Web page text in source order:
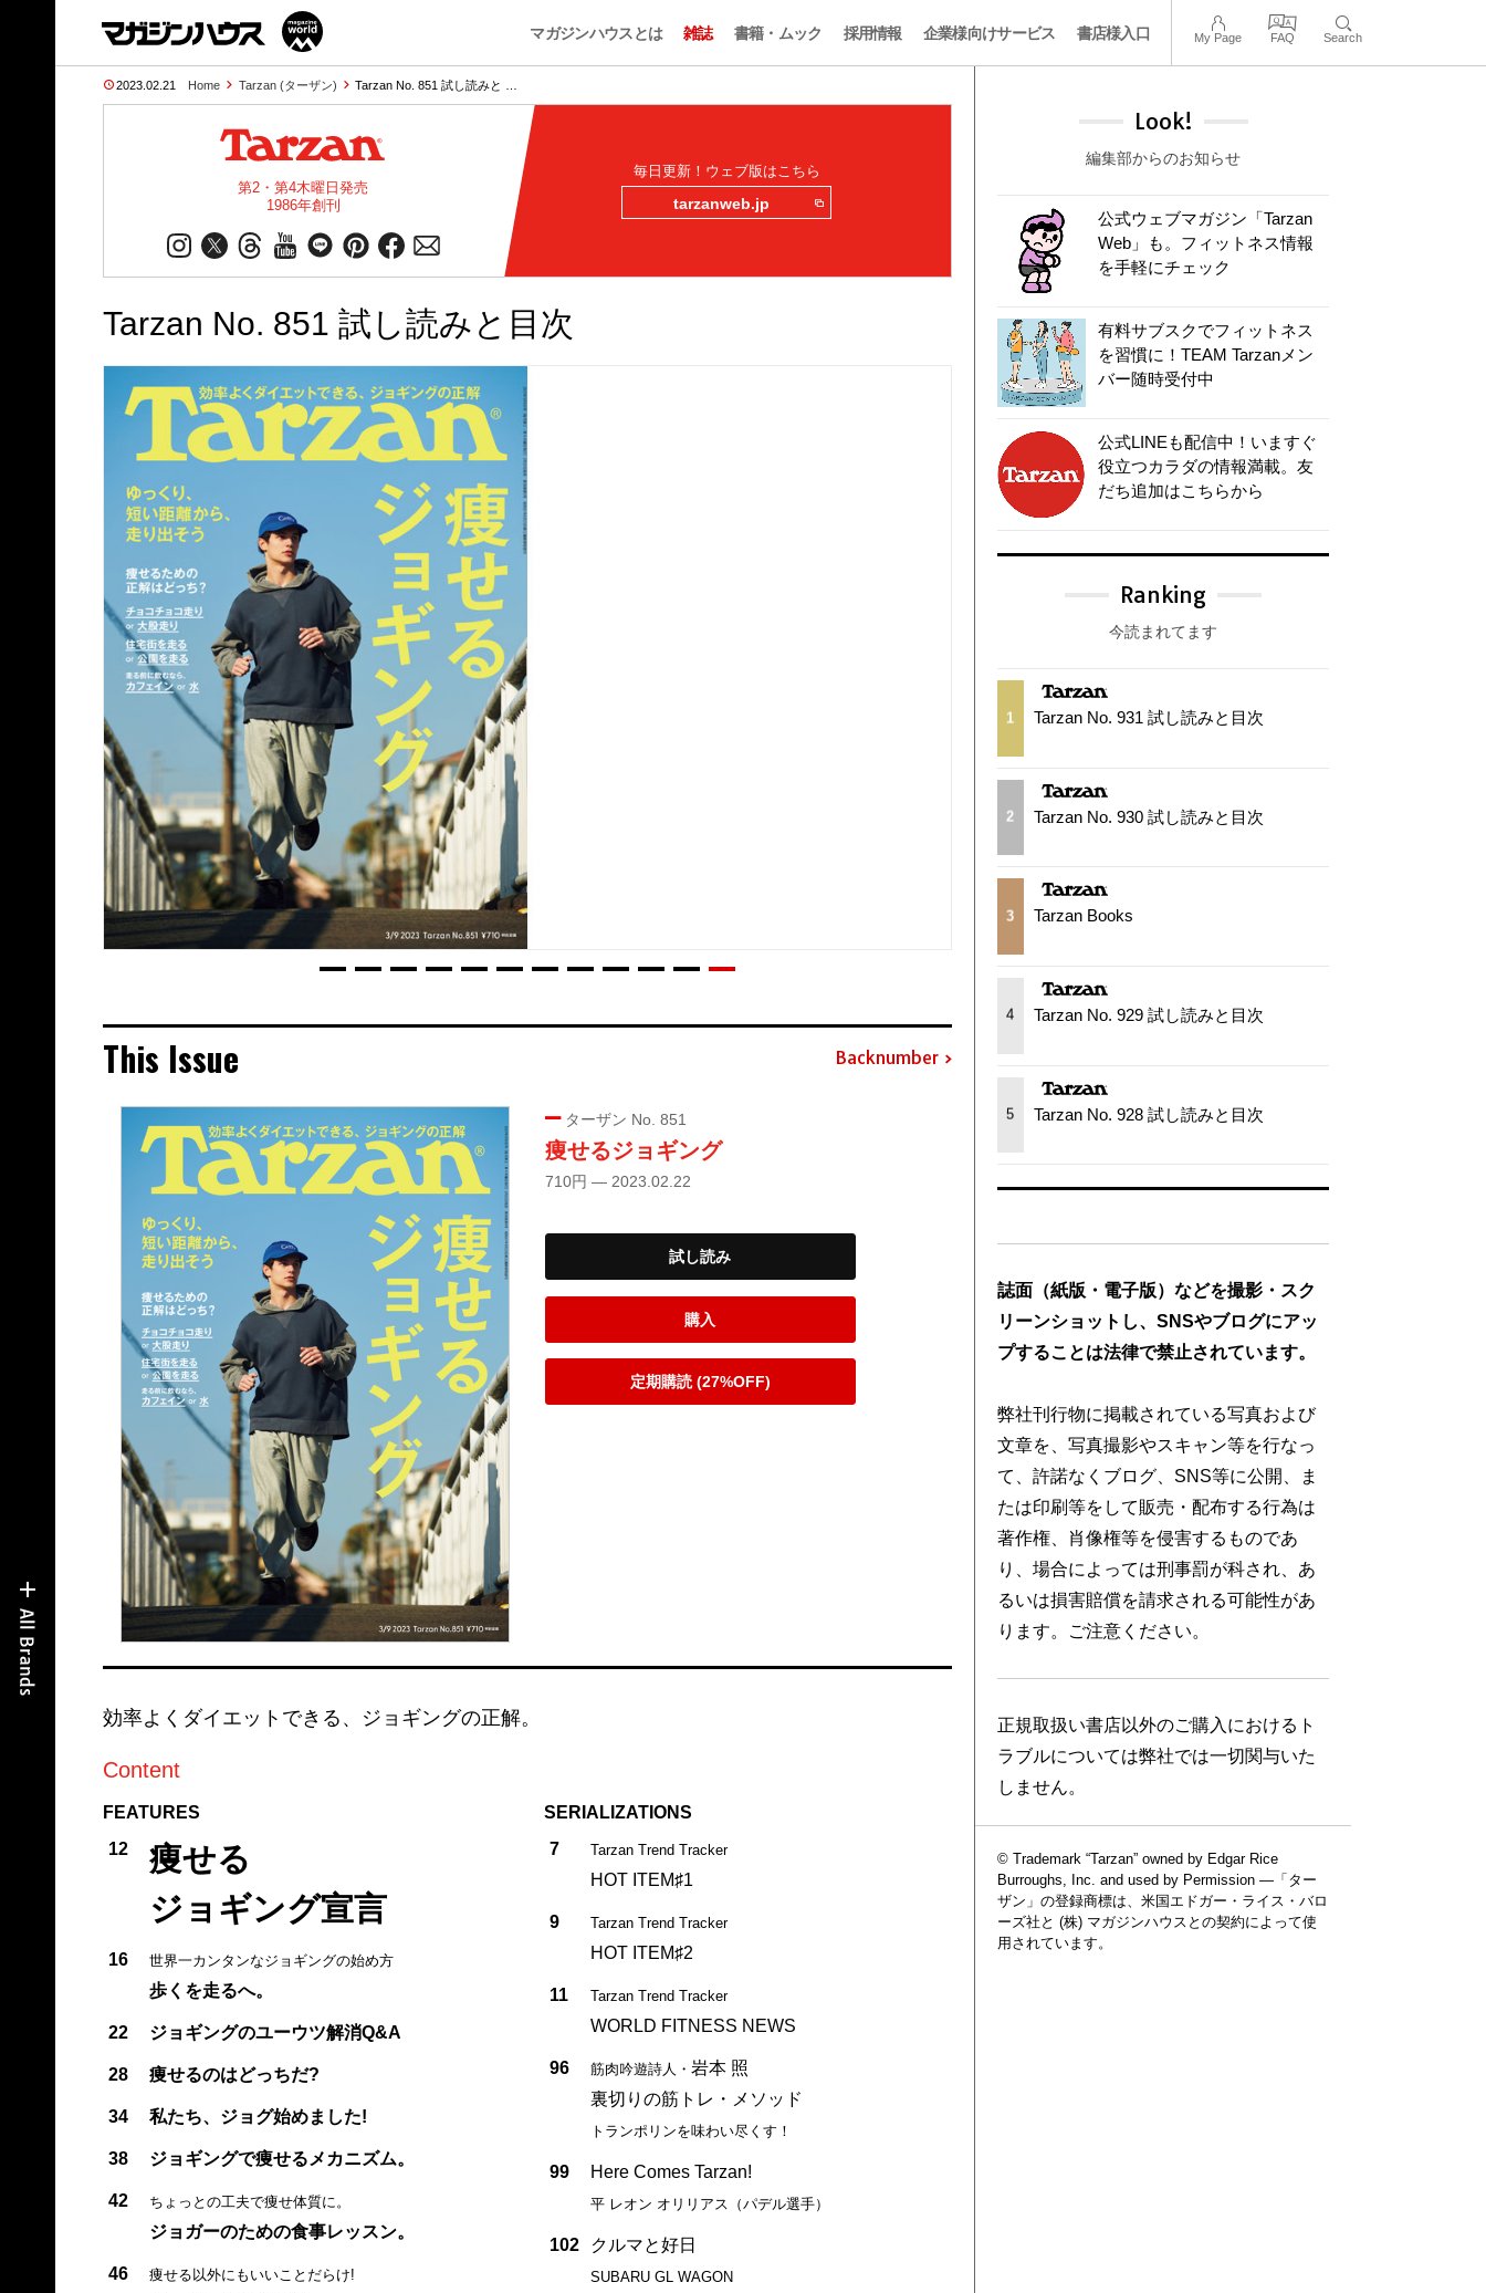
マガジンハウスとは 雑誌 書籍・ムック 採用情報 企業様向けサービス 書店様入口 My Page FAQ Search
2023.02.21 Home Tarzan (ターザン) Tarzan No. 851 試し読みと …
第2・第4木曜日発売
1986年創刊
毎日更新！ウェブ版はこちら
tarzanweb.jp
Tarzan No. 851 試し読みと目次
This Issue Backnumber
ターザン No. 851
痩せるジョギング
710円 — 2023.02.22
試し読み
購入
定期購読 (27%OFF)
効率よくダイエットできる、ジョギングの正解。
Content
FEATURES
12
痩せる
ジョギング宣言
16 世界一カンタンなジョギングの始め方
歩くを走るへ。
22 ジョギングのユーウツ解消Q&A
28 痩せるのはどっちだ?
34 私たち、ジョグ始めました!
38 ジョギングで痩せるメカニズム。
42 ちょっとの工夫で痩せ体質に。
ジョガーのための食事レッスン。
46 痩せる以外にもいいことだらけ!
SERIALIZATIONS
7
Tarzan Trend Tracker
HOT ITEM♯1
9 Tarzan Trend Tracker
HOT ITEM♯2
11 Tarzan Trend Tracker
WORLD FITNESS NEWS
96 筋肉吟遊詩人・ 岩本 照
裏切りの筋トレ・メソッド
トランポリンを味わい尽くす！
99 Here Comes Tarzan!
平 レオン オリリアス（パデル選手）
102 クルマと好日
SUBARU GL WAGON
Look!
編集部からのお知らせ
公式ウェブマガジン「Tarzan
Web」も。フィットネス情報
を手軽にチェック
有料サブスクでフィットネス
を習慣に！TEAM Tarzanメン
バー随時受付中
公式LINEも配信中！いますぐ
役立つカラダの情報満載。友
だち追加はこちらから
Ranking
今読まれてます
1 Tarzan No. 931 試し読みと目次
2 Tarzan No. 930 試し読みと目次
3 Tarzan Books
4 Tarzan No. 929 試し読みと目次
5 Tarzan No. 928 試し読みと目次
誌面（紙版・電子版）などを撮影・スク
リーンショットし、SNSやブログにアッ
プすることは法律で禁止されています。
弊社刊行物に掲載されている写真および
文章を、写真撮影やスキャン等を行なっ
て、許諾なくブログ、SNS等に公開、ま
たは印刷等をして販売・配布する行為は
著作権、肖像権等を侵害するものであ
り、場合によっては刑事罰が科され、あ
るいは損害賠償を請求される可能性があ
ります。ご注意ください。
正規取扱い書店以外のご購入におけるト
ラブルについては弊社では一切関与いた
しません。
© Trademark “Tarzan” owned by Edgar Rice
Burroughs, Inc. and used by Permission —「ター
ザン」の登録商標は、米国エドガー・ライス・バロ
ーズ社と (株) マガジンハウスとの契約によって使
用されています。